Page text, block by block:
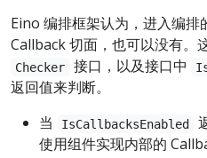
Eino 编排框架认为，进入编排
Callback 切面，也可以没有。
Checker 接口，以及接口中
返回值来判断。
当
IsCallbacksEnabled
使用组件实现内部的